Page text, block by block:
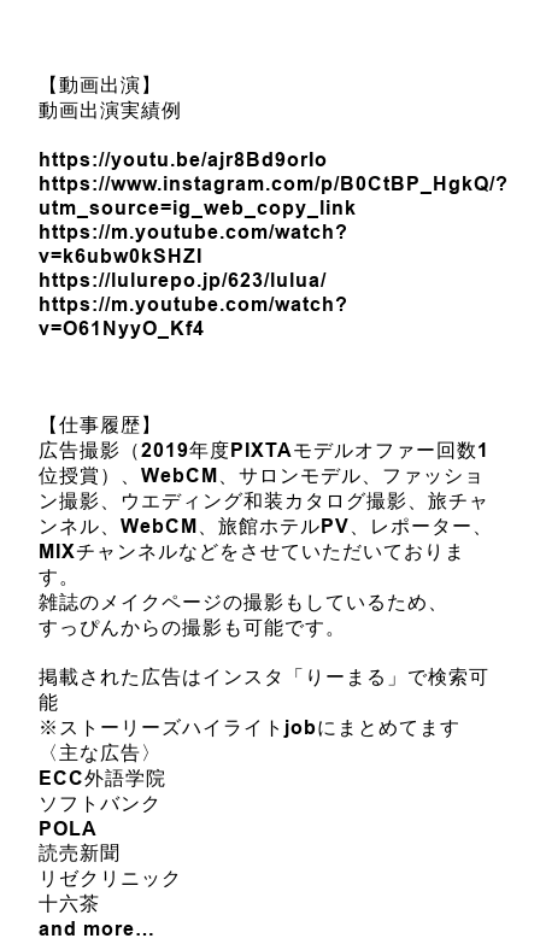
【動画出演】
動画出演実績例
https://youtu.be/ajr8Bd9orIo
https://www.instagram.com/p/B0CtBP_HgkQ/?
utm_source=ig_web_copy_link
https://m.youtube.com/watch?
v=k6ubw0kSHZI
https://lulurepo.jp/623/lulua/
https://m.youtube.com/watch?
v=O61NyyO_Kf4
【仕事履歴】
広告撮影（2019年度PIXTAモデルオファー回数1
位授賞）、WebCM、サロンモデル、ファッショ
ン撮影、ウエディング和装カタログ撮影、旅チャ
ンネル、WebCM、旅館ホテルPV、レポーター、
MIXチャンネルなどをさせていただいておりま
す。
雑誌のメイクページの撮影もしているため、
すっぴんからの撮影も可能です。
掲載された広告はインスタ「りーまる」で検索可
能
※ストーリーズハイライトjobにまとめてます
〈主な広告〉
ECC外語学院
ソフトバンク
POLA
読売新聞
リゼクリニック
十六茶
and more…